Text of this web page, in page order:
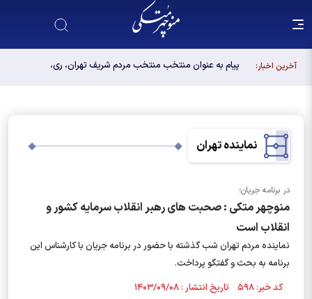
آخرین اخبار:
پیام به عنوان منتخب منتخب مردم شریف تهران، ری،
نماینده تهران
در برنامه جریان؛
منوچهر متکی : صحبت های رهبر انقلاب سرمایه کشور و
انقلاب است
نماینده مردم تهران شب گذشته با حضور در برنامه جریان با کارشناس این
برنامه به بحث و گفتگو پرداخت.
کد خبر: ۵۹۸ تاریخ انتشار : ۱۴۰۳/۰۹/۰۸